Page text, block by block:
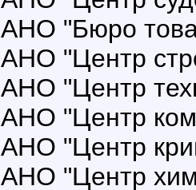
АНО "Бюро
АНО "Центр
АНО "Центр
АНО "Центр
АНО "Центр
АНО "Центр